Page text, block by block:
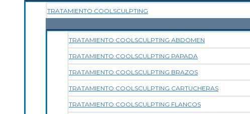
TRATAMIENTO COOLSCULPTING
TRATAMIENTO COOLSCULPTING ABDOMEN
TRATAMIENTO COOLSCULPTING PAPADA
TRATAMIENTO COOLSCULPTING BRAZOS
TRATAMIENTO COOLSCULPTING CARTUCHERAS
TRATAMIENTO COOLSCULPTING FLANCOS